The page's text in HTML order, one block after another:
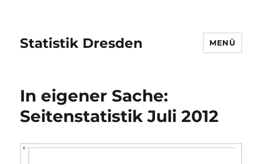
Statistik Dresden MENÜ
In eigener Sache:
Seitenstatistik Juli 2012